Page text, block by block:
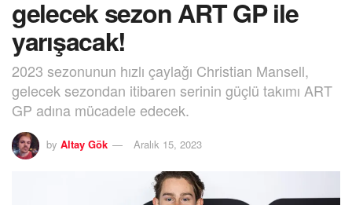
gelecek sezon ART GP ile
yarışacak!
2023 sezonunun hızlı çaylağı Christian Mansell,
gelecek sezondan itibaren serinin güçlü takımı ART
GP adına mücadele edecek.
by Altay Gök Aralık 15, 2023